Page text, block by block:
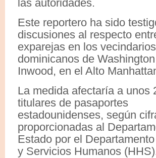
las autoridades.
Este reportero ha sido
discusiones al respecto
exparejas en los vecindarios
dominicanos de
Inwood, en el Alto
La medida afectaría a unos
titulares de pasaportes
estadounidenses, según
proporcionadas al
Estado por el
y Servicios Humanos